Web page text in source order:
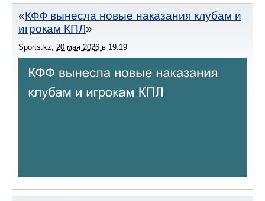
КФФ вынесла новые наказания клубам и
игрокам КПЛ
Sports.kz, 20 мая 2026 в 19:19